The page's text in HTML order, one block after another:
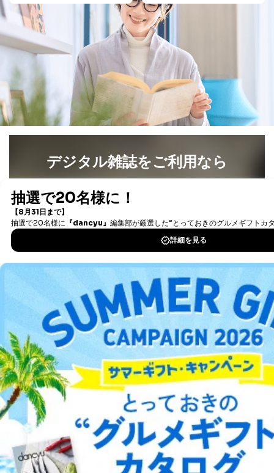
デジタル雑誌をご利用なら
書籍）が無料で読み放題！
DOWNLOAD FOR IOS
DOWNLOAD FOR ANDROID
ご利用方法はこちら
総合案内
アフィリエイト 採用情報
プレスリリース お問い合わせ
利用規約プライバシーポリシー 特定商取引法に基づく表示
出版社の皆様へ
投資家の皆様へサイトマップ